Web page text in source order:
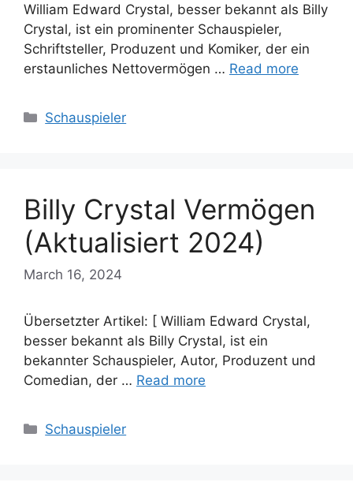
William Edward Crystal, besser bekannt als Billy
Crystal, ist ein prominenter Schauspieler,
Schriftsteller, Produzent und Komiker, der ein
erstaunliches Nettovermögen … Read more
Categories
Schauspieler
Billy Crystal Vermögen
(Aktualisiert 2024)
March 16, 2024
Übersetzter Artikel: [ William Edward Crystal,
besser bekannt als Billy Crystal, ist ein
bekannter Schauspieler, Autor, Produzent und
Comedian, der … Read more
Categories
Schauspieler